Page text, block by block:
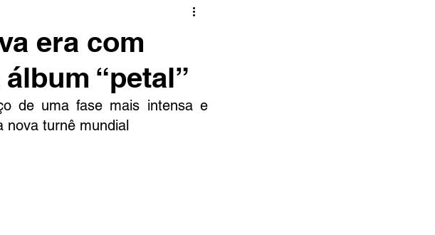
era com
“petal”
de uma fase mais intensa e
nova turnê mundial